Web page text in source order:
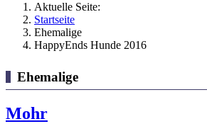
Aktuelle Seite:
Startseite
Ehemalige
HappyEnds Hunde 2016
Ehemalige
Mohr